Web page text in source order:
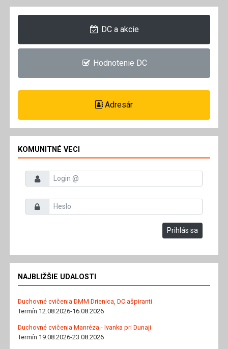
DC a akcie
Hodnotenie DC
Adresár
KOMUNITNÉ VECI
Prihlasovacie meno
Heslo
Prihlás sa
NAJBLIŽŠIE UDALOSTI
Duchovné cvičenia DMM Drienica, DC ašpiranti
Termín 12.08.2026-16.08.2026
Duchovné cvičenia Manréza - Ivanka pri Dunaji
Termín 19.08.2026-23.08.2026